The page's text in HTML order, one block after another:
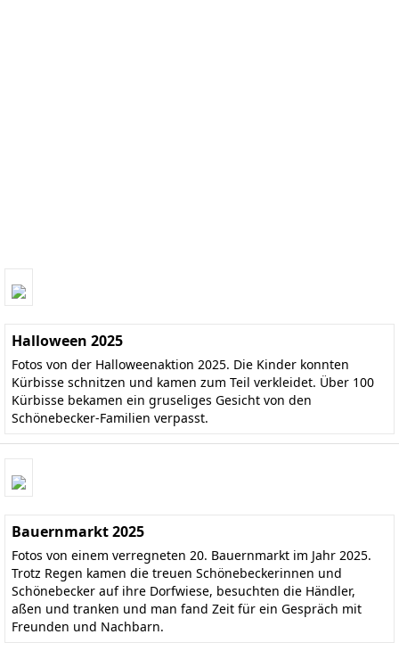
Halloween 2025
Fotos von der Halloweenaktion 2025. Die Kinder konnten
Kürbisse schnitzen und kamen zum Teil verkleidet. Über 100
Kürbisse bekamen ein gruseliges Gesicht von den
Schönebecker-Familien verpasst.
Bauernmarkt 2025
Fotos von einem verregneten 20. Bauernmarkt im Jahr 2025.
Trotz Regen kamen die treuen Schönebeckerinnen und
Schönebecker auf ihre Dorfwiese, besuchten die Händler,
aßen und tranken und man fand Zeit für ein Gespräch mit
Freunden und Nachbarn.